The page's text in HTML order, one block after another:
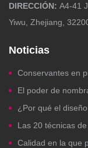
DIRECCIÓN: A4-41
Yiwu, Zhejiang,
Noticias
Conservantes en
El poder de nombrar los productos:
¿Por qué el diseño de las
Las 20 técnicas de impresión
Calidad en la que puede confiar: